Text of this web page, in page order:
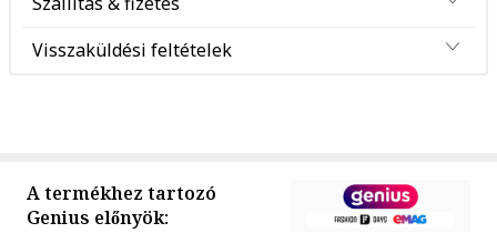
Visszaküldési feltételek
A termékhez tartozó
Genius előnyök: